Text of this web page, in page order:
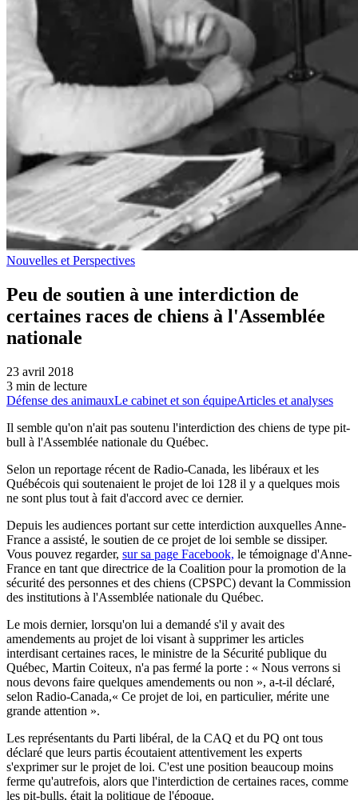
Nouvelles et Perspectives
Peu de soutien à une interdiction de
certaines races de chiens à l'Assemblée
nationale
23 avril 2018
3 min de lecture
Défense des animauxLe cabinet et son équipeArticles et analyses
Il semble qu'on n'ait pas soutenu l'interdiction des chiens de type pit-
bull à l'Assemblée nationale du Québec.
Selon un reportage récent de Radio-Canada, les libéraux et les
Québécois qui soutenaient le projet de loi 128 il y a quelques mois
ne sont plus tout à fait d'accord avec ce dernier.
Depuis les audiences portant sur cette interdiction auxquelles Anne-
France a assisté, le soutien de ce projet de loi semble se dissiper.
Vous pouvez regarder, sur sa page Facebook, le témoignage d'Anne-
France en tant que directrice de la Coalition pour la promotion de la
sécurité des personnes et des chiens (CPSPC) devant la Commission
des institutions à l'Assemblée nationale du Québec.
Le mois dernier, lorsqu'on lui a demandé s'il y avait des
amendements au projet de loi visant à supprimer les articles
interdisant certaines races, le ministre de la Sécurité publique du
Québec, Martin Coiteux, n'a pas fermé la porte : « Nous verrons si
nous devons faire quelques amendements ou non », a-t-il déclaré,
selon Radio-Canada,« Ce projet de loi, en particulier, mérite une
grande attention ».
Les représentants du Parti libéral, de la CAQ et du PQ ont tous
déclaré que leurs partis écoutaient attentivement les experts
s'exprimer sur le projet de loi. C'est une position beaucoup moins
ferme qu'autrefois, alors que l'interdiction de certaines races, comme
les pit-bulls, était la politique de l'époque.